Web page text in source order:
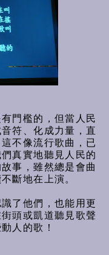
門檻的，但當人民
符、化成力量，直
不像流行歌曲，已
真實地聽見人民的
事，雖然總是會曲
斷地在上演。
了他們，也能用更
頭或凱道聽見歌聲
人的歌！